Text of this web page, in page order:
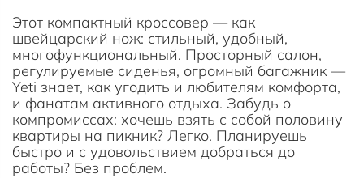
Этот компактный кроссовер — как
швейцарский нож: стильный, удобный,
многофункциональный. Просторный салон,
регулируемые сиденья, огромный багажник —
Yeti знает, как угодить и любителям комфорта,
и фанатам активного отдыха. Забудь о
компромиссах: хочешь взять с собой половину
квартиры на пикник? Легко. Планируешь
быстро и с удовольствием добраться до
работы? Без проблем.